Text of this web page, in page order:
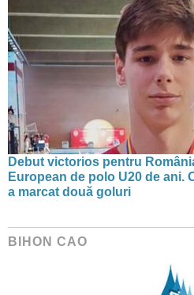
Debut victorios pentru
European de polo U20 de ani.
a marcat două goluri
BIHON CAO